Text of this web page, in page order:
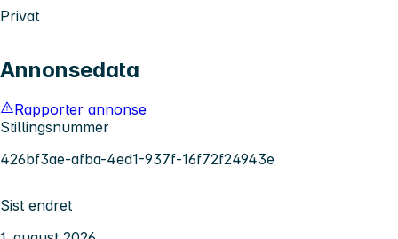
Privat
Annonsedata
Rapporter annonse
Stillingsnummer
426bf3ae-afba-4ed1-937f-16f72f24943e
Sist endret